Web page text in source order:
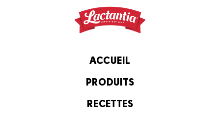
ACCUEIL
PRODUITS
RECETTES